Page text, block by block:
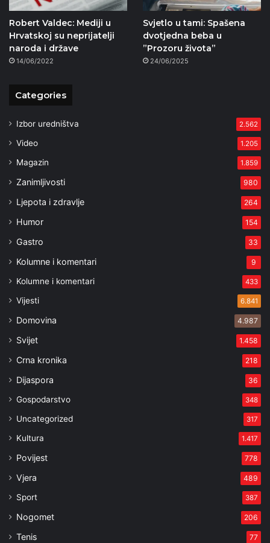
Robert Valdec: Mediji u
Hrvatskoj su neprijatelji
naroda i države
14/06/2022
Svjetlo u tami: Spašena
dvotjedna beba u
”Prozoru života”
24/06/2025
Categories
Izbor uredništva 2.562
Video 1.205
Magazin 1.859
Zanimljivosti 980
Ljepota i zdravlje 264
Humor 154
Gastro 33
Kolumne i komentari 9
Kolumne i komentari 433
Vijesti 6.841
Domovina 4.987
Svijet 1.458
Crna kronika 218
Dijaspora 36
Gospodarstvo 348
Uncategorized 317
Kultura 1.417
Povijest 778
Vjera 489
Sport 387
Nogomet 206
Tenis 77